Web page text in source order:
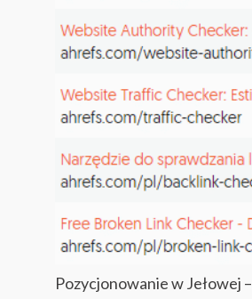
Pozycjonowanie w Jełowej